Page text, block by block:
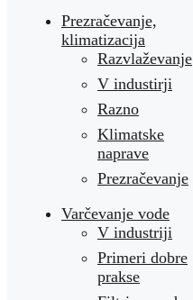
Prezračevanje,
klimatizacija
Razvlaževanje
V industirji
Razno
Klimatske
naprave
Prezračevanje
Varčevanje vode
V industriji
Primeri dobre
prakse